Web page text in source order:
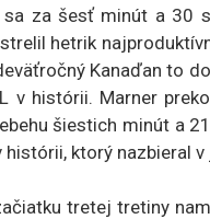
za šesť minút a 30
hetrik
Kanaďan to
v histórii. Marner
šiestich minút a
ktorý nazbieral
tretej tretiny